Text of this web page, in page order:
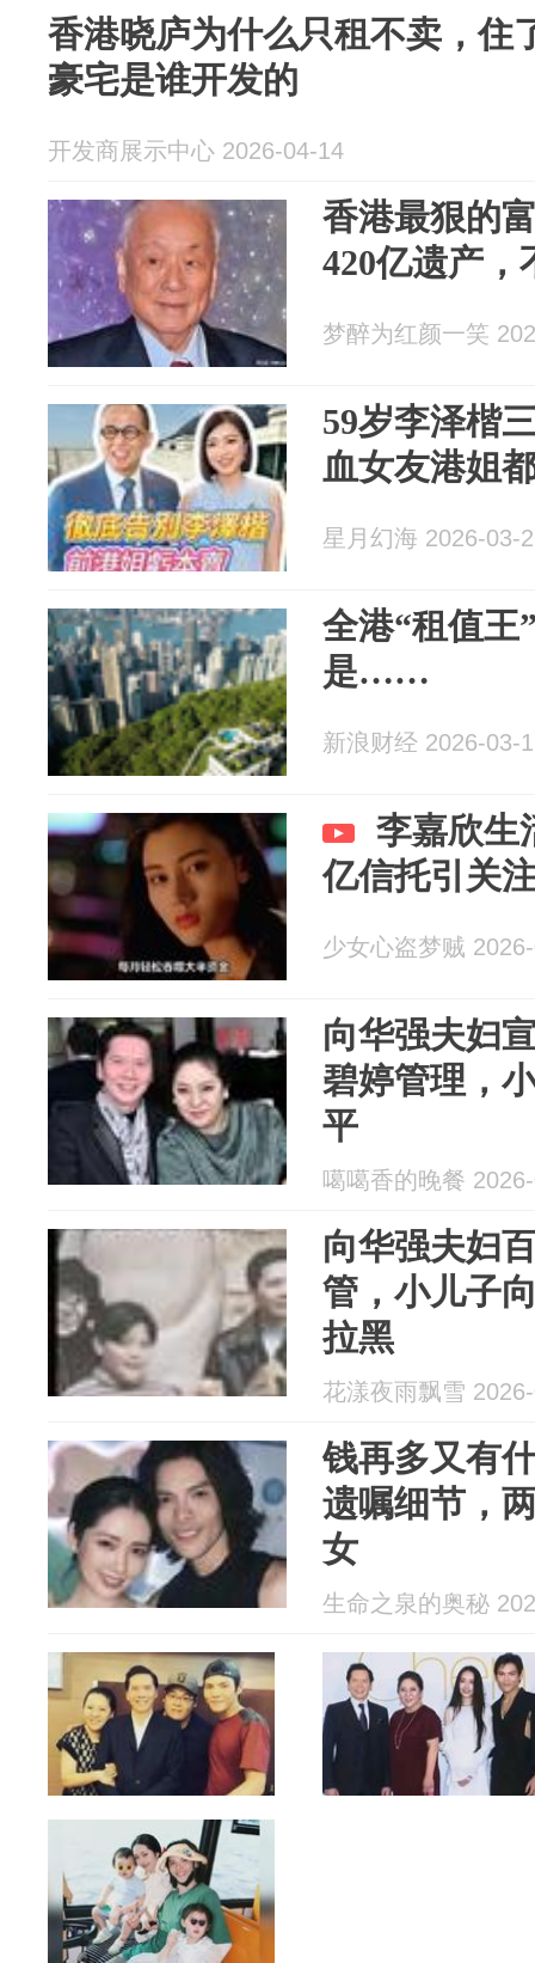
香港晓庐为什么只租不卖，住
豪宅是谁开发的
开发商展示中心 2026-04-14
香港最狠的
420亿遗产，
梦醉为红颜一笑
59岁李泽楷
血女友港姐
星月幻海 2026-03-
全港“租值王
是……
新浪财经 2026-03-
李嘉欣生
亿信托引关
少女心盗梦贼
向华强夫妇
碧婷管理，
平
噶噶香的晚餐
向华强夫妇
管，小儿子
拉黑
花漾夜雨飘雪
钱再多又有
遗嘱细节，
女
生命之泉的奥秘